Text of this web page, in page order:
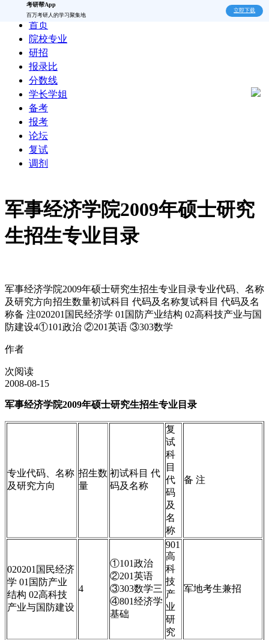
考研帮App
百万考研人的学习聚集地
立即下载
首页
院校专业
研招
报录比
分数线
学长学姐
备考
报考
论坛
复试
调剂
军事经济学院2009年硕士研究
生招生专业目录
军事经济学院2009年硕士研究生招生专业目录专业代码、名称
及研究方向招生数量初试科目 代码及名称复试科目 代码及名
称备 注020201国民经济学 01国防产业结构 02高科技产业与国
防建设4①101政治 ②201英语 ③303数学
作者
次阅读
2008-08-15
军事经济学院2009年硕士研究生招生专业目录
专业代码、名称
及研究方向
招生数
量
初试科目 代
码及名称
复
试
科
目
代
码
及
名
称
备 注
020201国民经济
学 01国防产业
结构 02高科技
产业与国防建设
4
①101政治
②201英语
③303数学三
④801经济学
基础
901
高
科
技
产
业
研
究
军地考生兼招